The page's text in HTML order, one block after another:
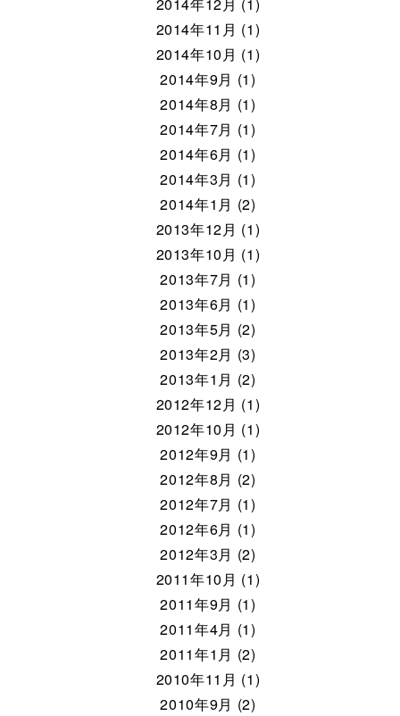
2014年11月 (1)
2014年10月 (1)
2014年9月 (1)
2014年8月 (1)
2014年7月 (1)
2014年6月 (1)
2014年3月 (1)
2014年1月 (2)
2013年12月 (1)
2013年10月 (1)
2013年7月 (1)
2013年6月 (1)
2013年5月 (2)
2013年2月 (3)
2013年1月 (2)
2012年12月 (1)
2012年10月 (1)
2012年9月 (1)
2012年8月 (2)
2012年7月 (1)
2012年6月 (1)
2012年3月 (2)
2011年10月 (1)
2011年9月 (1)
2011年4月 (1)
2011年1月 (2)
2010年11月 (1)
2010年9月 (2)